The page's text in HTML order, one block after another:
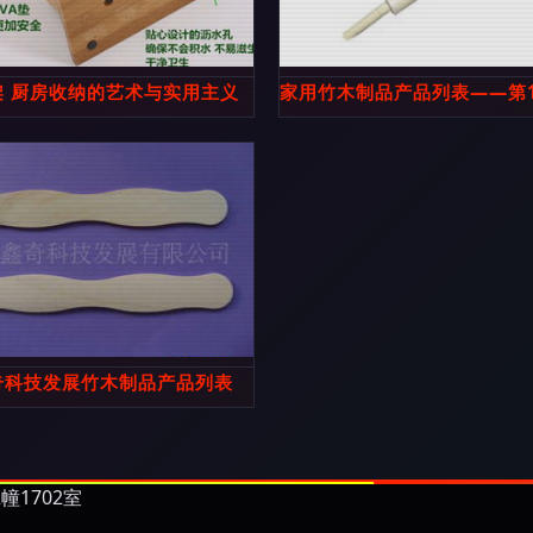
厨房收纳的艺术与实用主义 家用竹木制品产品列表——第
技发展竹木制品产品列表
1702室